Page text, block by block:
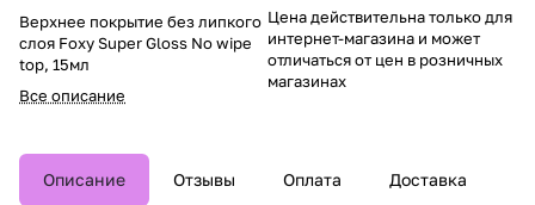
Верхнее покрытие без липкого
слоя Foxy Super Gloss No wipe
top, 15мл
Все описание
Цена действительна только для
интернет-магазина и может
отличаться от цен в розничных
магазинах
Описание Отзывы Оплата Доставка